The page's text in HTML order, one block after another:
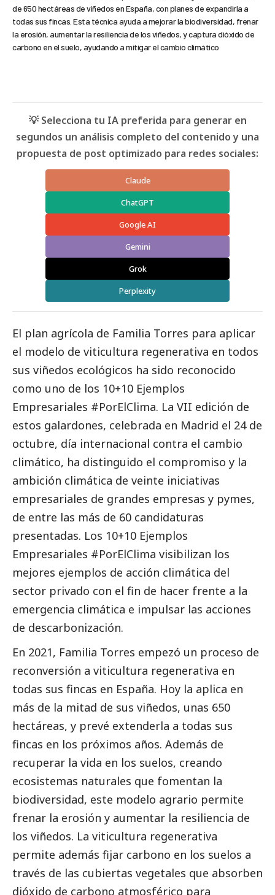
de 650 hectáreas de viñedos en España, con planes de expandirla a
todas sus fincas. Esta técnica ayuda a mejorar la biodiversidad, frenar
la erosión, aumentar la resiliencia de los viñedos, y captura dióxido de
carbono en el suelo, ayudando a mitigar el cambio climático
💡 Selecciona tu IA preferida para generar en
segundos un análisis completo del contenido y una
propuesta de post optimizado para redes sociales:
Claude
ChatGPT
Google AI
Gemini
Grok
Perplexity
El plan agrícola de Familia Torres para aplicar
el modelo de viticultura regenerativa en todos
sus viñedos ecológicos ha sido reconocido
como uno de los 10+10 Ejemplos
Empresariales #PorElClima. La VII edición de
estos galardones, celebrada en Madrid el 24 de
octubre, día internacional contra el cambio
climático, ha distinguido el compromiso y la
ambición climática de veinte iniciativas
empresariales de grandes empresas y pymes,
de entre las más de 60 candidaturas
presentadas. Los 10+10 Ejemplos
Empresariales #PorElClima visibilizan los
mejores ejemplos de acción climática del
sector privado con el fin de hacer frente a la
emergencia climática e impulsar las acciones
de descarbonización.
En 2021, Familia Torres empezó un proceso de
reconversión a viticultura regenerativa en
todas sus fincas en España. Hoy la aplica en
más de la mitad de sus viñedos, unas 650
hectáreas, y prevé extenderla a todas sus
fincas en los próximos años. Además de
recuperar la vida en los suelos, creando
ecosistemas naturales que fomentan la
biodiversidad, este modelo agrario permite
frenar la erosión y aumentar la resiliencia de
los viñedos. La viticultura regenerativa
permite además fijar carbono en los suelos a
través de las cubiertas vegetales que absorben
dióxido de carbono atmosférico para